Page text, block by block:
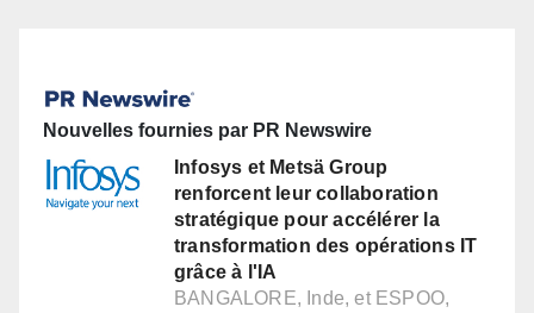
Nouvelles fournies par PR Newswire
Infosys et Metsä Group
renforcent leur collaboration
stratégique pour accélérer la
transformation des opérations IT
grâce à l'IA
BANGALORE, Inde, et ESPOO,